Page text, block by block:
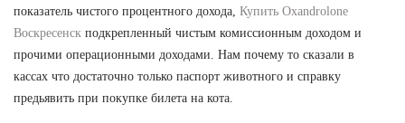
показатель чистого процентного дохода, Купить Oxandrolone
Воскресенск подкрепленный чистым комиссионным доходом и
прочими операционными доходами. Нам почему то сказали в
кассах что достаточно только паспорт животного и справку
предьявить при покупке билета на кота.